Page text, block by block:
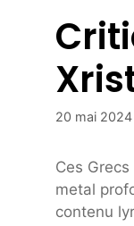
20 mai 2024
Ces
metal
contenu